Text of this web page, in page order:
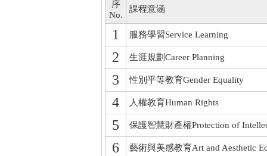
序
No.
課程意涵
1 服務學習Service Learning
2 生涯規劃Career Planning
3 性別平等教育Gender Equality
4 人權教育Human Rights
5 保護智慧財產權Protection of
6 藝術與美感教育Art and Aesthetic